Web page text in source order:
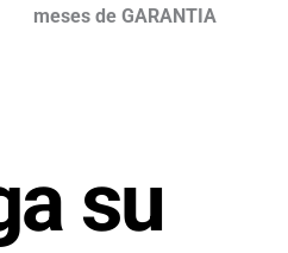
meses de GARANTIA
su